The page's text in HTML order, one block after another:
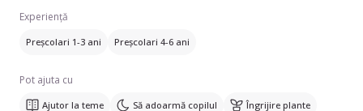
Experiență
Preșcolari 1-3 ani Preșcolari 4-6 ani
Pot ajuta cu
Ajutor la teme Să adoarmă copilul Îngrijire plante